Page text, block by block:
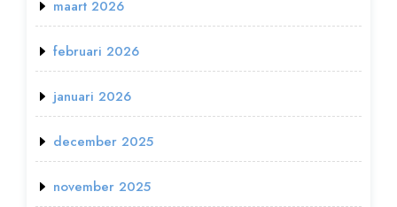
maart 2026
februari 2026
januari 2026
december 2025
november 2025